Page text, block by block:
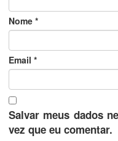
Nome *
Email *
Salvar meus dados
vez que eu comentar.